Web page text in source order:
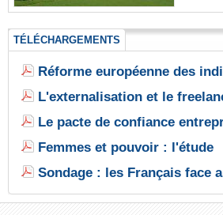
TÉLÉCHARGEMENTS
Réforme européenne des
L'externalisation et le
Le pacte de confiance
Femmes et pouvoir : l'étude
Sondage : les Français face